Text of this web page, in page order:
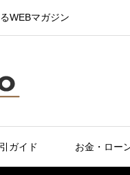
WEBマガジン
ガイド お金・ロー